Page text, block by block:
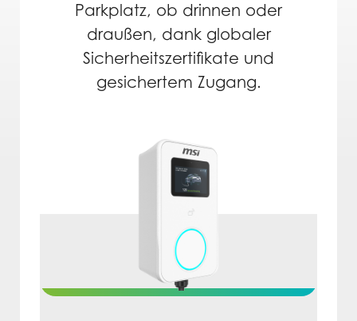
Parkplatz, ob drinnen oder
draußen, dank globaler
Sicherheitszertifikate und
gesichertem Zugang.